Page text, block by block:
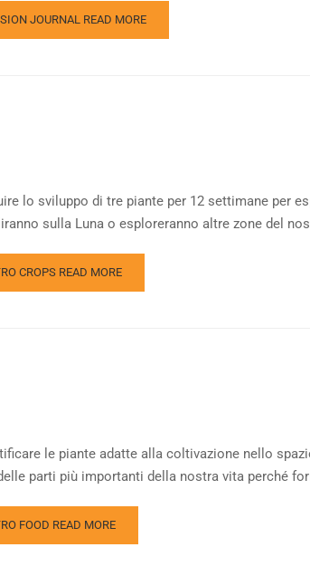
JOURNAL READ MORE
lo sviluppo di tre piante per 12 settimane per
sulla Luna o esploreranno altre zone del
CROPS READ MORE
le piante adatte alla coltivazione nello
parti più importanti della nostra vita perché
FOOD READ MORE